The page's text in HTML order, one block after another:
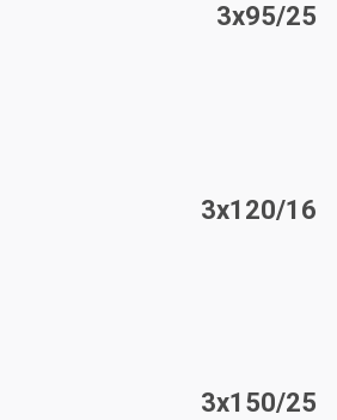
3x95/25
3x120/16
3x150/25